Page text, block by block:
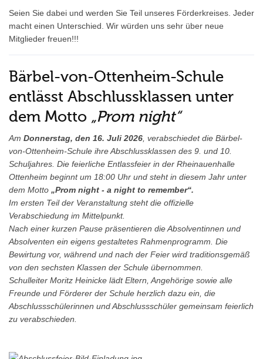
Seien Sie dabei und werden Sie Teil unseres Förderkreises. Jeder
macht einen Unterschied. Wir würden uns sehr über neue
Mitglieder freuen!!!
Bärbel-von-Ottenheim-Schule
entlässt Abschlussklassen unter
dem Motto „Prom night“
Am Donnerstag, den 16. Juli 2026 , verabschiedet die Bärbel-
von-Ottenheim-Schule ihre Abschlussklassen des 9. und 10.
Schuljahres. Die feierliche Entlassfeier in der Rheinauenhalle
Ottenheim beginnt um 18:00 Uhr und steht in diesem Jahr unter
dem Motto „Prom night - a night to remember“.
Im ersten Teil der Veranstaltung steht die offizielle
Verabschiedung im Mittelpunkt.
Nach einer kurzen Pause präsentieren die Absolventinnen und
Absolventen ein eigens gestaltetes Rahmenprogramm. Die
Bewirtung vor, während und nach der Feier wird traditionsgemäß
von den sechsten Klassen der Schule übernommen.
Schulleiter Moritz Heinicke lädt Eltern, Angehörige sowie alle
Freunde und Förderer der Schule herzlich dazu ein, die
Abschlussschülerinnen und Abschlussschüler gemeinsam feierlich
zu verabschieden.